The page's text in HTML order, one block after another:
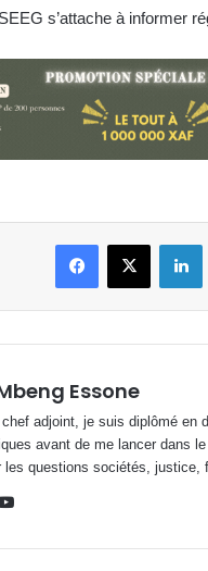
s’attache à informer
FacebookX
Essone
chef adjoint, je suis diplômé
avant de me lancer dans
les questions sociétés,
X